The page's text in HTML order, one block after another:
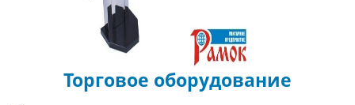
Торговое оборудование